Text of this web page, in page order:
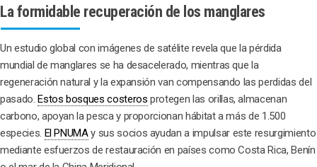
La formidable recuperación de los manglares
Un estudio global con imágenes de satélite revela que la pérdida
mundial de manglares se ha desacelerado, mientras que la
regeneración natural y la expansión van compensando las perdidas del
pasado.Estos bosques costeros protegen las orillas, almacenan
carbono, apoyan la pesca y proporcionan hábitat a más de 1.500
especies. El PNUMAy sus socios ayudan a impulsar este resurgimiento
mediante esfuerzos de restauración en países como Costa Rica, Benín